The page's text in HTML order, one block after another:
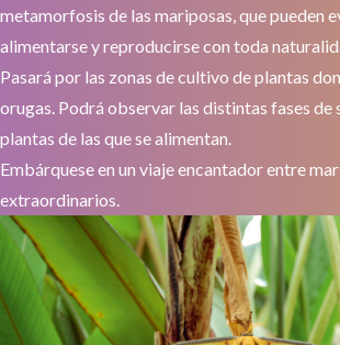
metamorfosis de las mariposas, que pueden
alimentarse y reproducirse con toda
Pasará por las zonas de cultivo de plantas
orugas. Podrá observar las distintas fases de
plantas de las que se alimentan.
Embárquese en un viaje encantador entre
extraordinarios.